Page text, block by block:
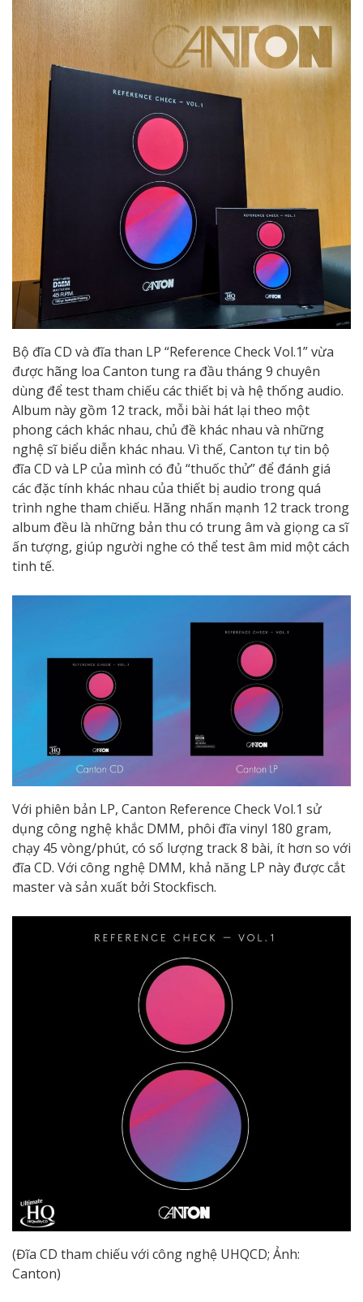
Bộ đĩa CD và đĩa than LP “Reference Check Vol.1” vừa
được hãng loa Canton tung ra đầu tháng 9 chuyên
dùng để test tham chiếu các thiết bị và hệ thống audio.
Album này gồm 12 track, mỗi bài hát lại theo một
phong cách khác nhau, chủ đề khác nhau và những
nghệ sĩ biểu diễn khác nhau. Vì thế, Canton tự tin bộ
đĩa CD và LP của mình có đủ “thuốc thử” để đánh giá
các đặc tính khác nhau của thiết bị audio trong quá
trình nghe tham chiếu. Hãng nhấn mạnh 12 track trong
album đều là những bản thu có trung âm và giọng ca sĩ
ấn tượng, giúp người nghe có thể test âm mid một cách
tinh tế.
Với phiên bản LP, Canton Reference Check Vol.1 sử
dụng công nghệ khắc DMM, phôi đĩa vinyl 180 gram,
chạy 45 vòng/phút, có số lượng track 8 bài, ít hơn so với
đĩa CD. Với công nghệ DMM, khả năng LP này được cắt
master và sản xuất bởi Stockfisch.
(Đĩa CD tham chiếu với công nghệ UHQCD; Ảnh:
Canton)